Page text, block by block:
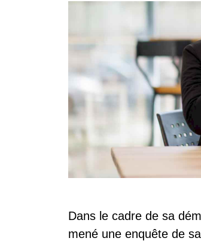
Dans le cadre de sa
mené une enquête de